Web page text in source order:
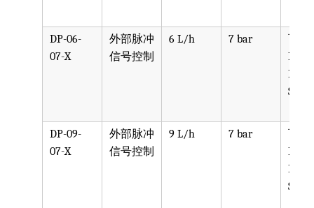
DP-06-
07-X
外部脉冲
信号控制
6 L/h 7 bar
可选
PPV,
PVDF,
SST,
DP-09-
07-X
外部脉冲
信号控制
9 L/h 7 bar
可选
PPV,
PVDF,
SST,